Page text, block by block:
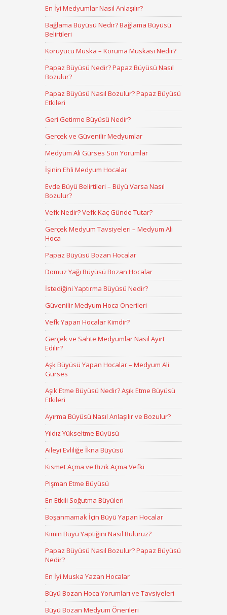
En İyi Medyumlar Nasıl Anlaşılır?
Bağlama Büyüsü Nedir? Bağlama Büyüsü
Belirtileri
Koruyucu Muska – Koruma Muskası Nedir?
Papaz Büyüsü Nedir? Papaz Büyüsü Nasıl
Bozulur?
Papaz Büyüsü Nasıl Bozulur? Papaz Büyüsü
Etkileri
Geri Getirme Büyüsü Nedir?
Gerçek ve Güvenilir Medyumlar
Medyum Ali Gürses Son Yorumlar
İşinin Ehli Medyum Hocalar
Evde Büyü Belirtileri – Büyü Varsa Nasıl
Bozulur?
Vefk Nedir? Vefk Kaç Günde Tutar?
Gerçek Medyum Tavsiyeleri – Medyum Ali
Hoca
Papaz Büyüsü Bozan Hocalar
Domuz Yağı Büyüsü Bozan Hocalar
İstediğini Yaptırma Büyüsü Nedir?
Güvenilir Medyum Hoca Önerileri
Vefk Yapan Hocalar Kimdir?
Gerçek ve Sahte Medyumlar Nasıl Ayırt
Edilir?
Aşk Büyüsü Yapan Hocalar – Medyum Ali
Gürses
Aşık Etme Büyüsü Nedir? Aşık Etme Büyüsü
Etkileri
Ayırma Büyüsü Nasıl Anlaşılır ve Bozulur?
Yıldız Yükseltme Büyüsü
Aileyi Evliliğe İkna Büyüsü
Kısmet Açma ve Rızık Açma Vefki
Pişman Etme Büyüsü
En Etkili Soğutma Büyüleri
Boşanmamak İçin Büyü Yapan Hocalar
Kimin Büyü Yaptığını Nasıl Buluruz?
Papaz Büyüsü Nasıl Bozulur? Papaz Büyüsü
Nedir?
En İyi Muska Yazan Hocalar
Büyü Bozan Hoca Yorumları ve Tavsiyeleri
Büyü Bozan Medyum Önerileri